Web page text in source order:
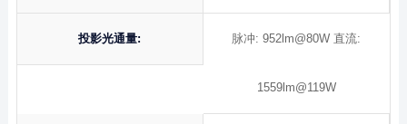
投影光通量: 脉冲: 952lm@80W 直流:
1559lm@119W